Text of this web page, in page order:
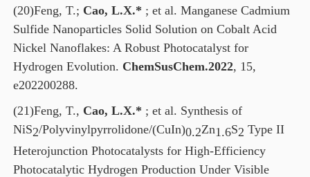
(20)Feng, T.; Cao, L.X.* ; et al. Manganese Cadmium
Sulfide Nanoparticles Solid Solution on Cobalt Acid
Nickel Nanoflakes: A Robust Photocatalyst for
Hydrogen Evolution. ChemSusChem.2022, 15,
e202200288.
(21)Feng, T., Cao, L.X.* ; et al. Synthesis of
NiS2/Polyvinylpyrrolidone/(CuIn)0.2Zn1.6S2 Type II
Heterojunction Photocatalysts for High-Efficiency
Photocatalytic Hydrogen Production Under Visible